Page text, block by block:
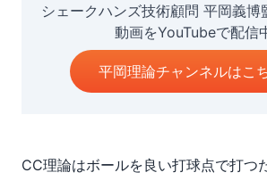
シェークハンズ技術顧問 平岡義博
動画をYouTubeで配信
平岡理論チャンネルはこ
CC理論はボールを良い打球点で打つ